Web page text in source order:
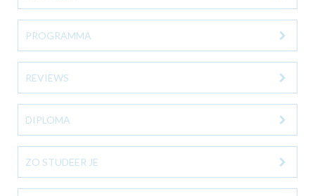
PROGRAMMA
REVIEWS
DIPLOMA
ZO STUDEER JE